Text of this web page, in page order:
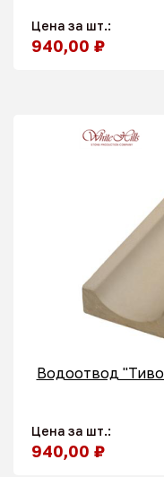
Цена за шт.:
940,00 ₽
Водоотвод
Цена за шт.:
940,00 ₽